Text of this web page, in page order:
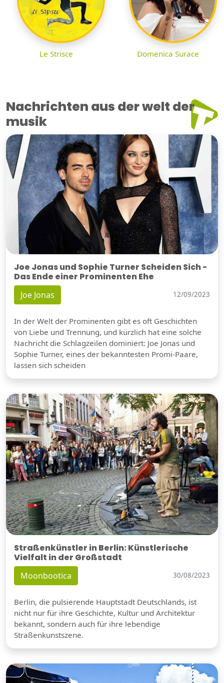
Le Strisce Domenica Surace
Nachrichten aus der welt der
musik
Joe Jonas und Sophie Turner Scheiden Sich -
Das Ende einer Prominenten Ehe
Joe Jonas 12/09/2023
In der Welt der Prominenten gibt es oft Geschichten
von Liebe und Trennung, und kürzlich hat eine solche
Nachricht die Schlagzeilen dominiert: Joe Jonas und
Sophie Turner, eines der bekanntesten Promi-Paare,
lassen sich scheiden
Straßenkünstler in Berlin: Künstlerische
Vielfalt in der Großstadt
Moonbootica 30/08/2023
Berlin, die pulsierende Hauptstadt Deutschlands, ist
nicht nur für ihre Geschichte, Kultur und Architektur
bekannt, sondern auch für ihre lebendige
Straßenkunstszene.